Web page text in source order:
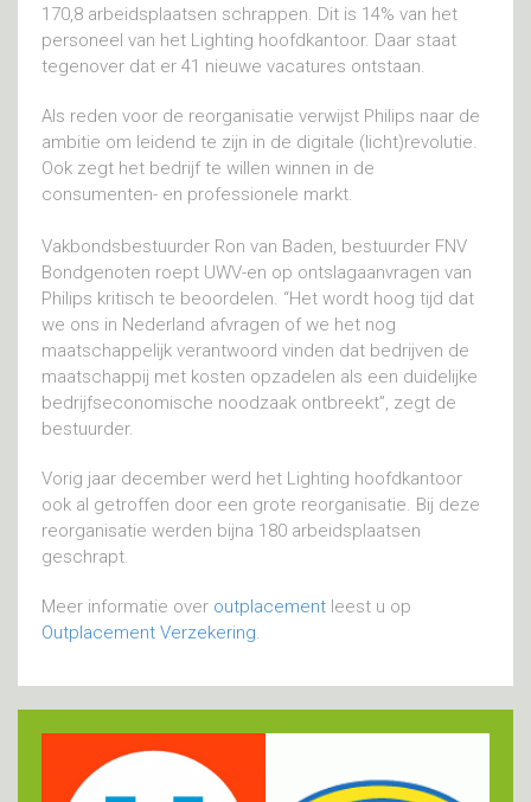
170,8 arbeidsplaatsen schrappen. Dit is 14% van het
personeel van het Lighting hoofdkantoor. Daar staat
tegenover dat er 41 nieuwe vacatures ontstaan.
Als reden voor de reorganisatie verwijst Philips naar de
ambitie om leidend te zijn in de digitale (licht)revolutie.
Ook zegt het bedrijf te willen winnen in de
consumenten- en professionele markt.
Vakbondsbestuurder Ron van Baden, bestuurder FNV
Bondgenoten roept UWV-en op ontslagaanvragen van
Philips kritisch te beoordelen. “Het wordt hoog tijd dat
we ons in Nederland afvragen of we het nog
maatschappelijk verantwoord vinden dat bedrijven de
maatschappij met kosten opzadelen als een duidelijke
bedrijfseconomische noodzaak ontbreekt”, zegt de
bestuurder.
Vorig jaar december werd het Lighting hoofdkantoor
ook al getroffen door een grote reorganisatie. Bij deze
reorganisatie werden bijna 180 arbeidsplaatsen
geschrapt.
Meer informatie over outplacement leest u op
Outplacement Verzekering.